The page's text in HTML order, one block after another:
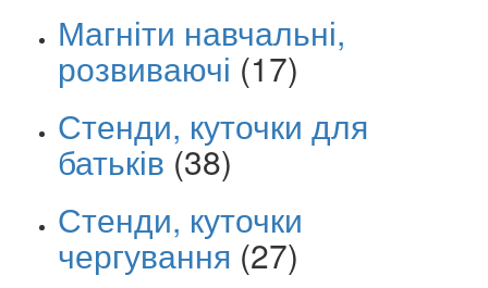
Магніти навчальні,
розвиваючі (17)
Стенди, куточки для
батьків (38)
Стенди, куточки
чергування (27)